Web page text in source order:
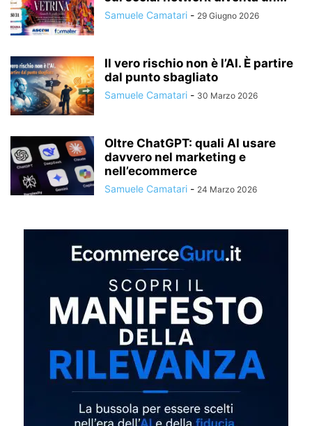
Samuele Camatari - 29 Giugno 2026
Il vero rischio non è l’AI. È partire
dal punto sbagliato
Samuele Camatari - 30 Marzo 2026
Oltre ChatGPT: quali AI usare
davvero nel marketing e
nell’ecommerce
Samuele Camatari - 24 Marzo 2026